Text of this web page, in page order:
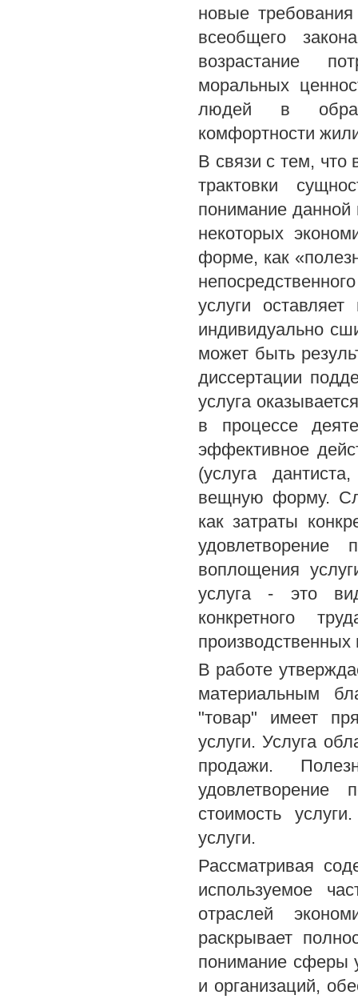
новые
всеобщего
возрастание
моральных
людей в
комфортности
В связи с тем, что
трактовки
понимание
некоторых
форме, как
услуги
индивидуально
может быть
диссертации
услуга
в процессе
эффективное
(услуга
вещную форму.
как затраты
удовлетворение
воплощения
услуга - это
конкретного
производственных
В работе
материальным
"товар" имеет
услуги. Услуга
продажи.
удовлетворение
стоимость
услуги.
Рассматривая
используемое
отраслей
раскрывает
понимание сферы
и организаций,